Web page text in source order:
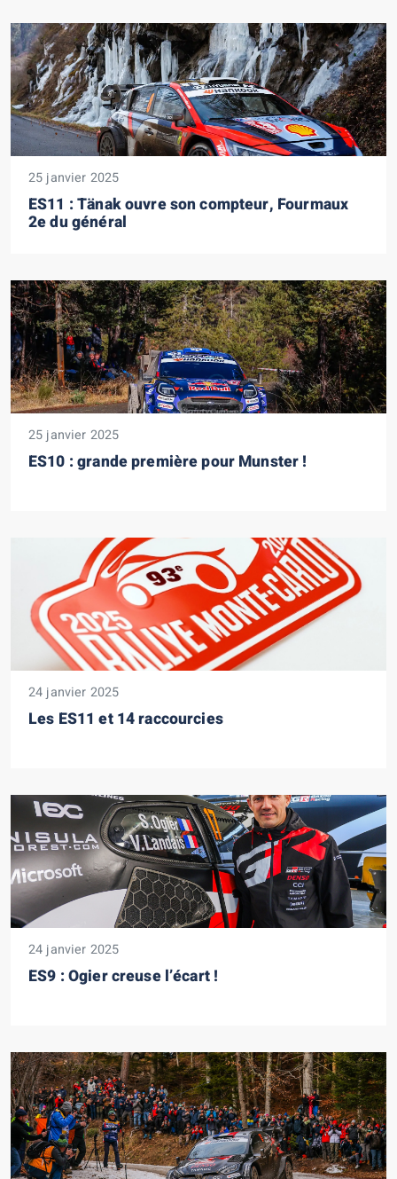
25 janvier 2025
ES11 : Tänak ouvre son compteur, Fourmaux
2e du général
25 janvier 2025
ES10 : grande première pour Munster !
24 janvier 2025
Les ES11 et 14 raccourcies
24 janvier 2025
ES9 : Ogier creuse l’écart !